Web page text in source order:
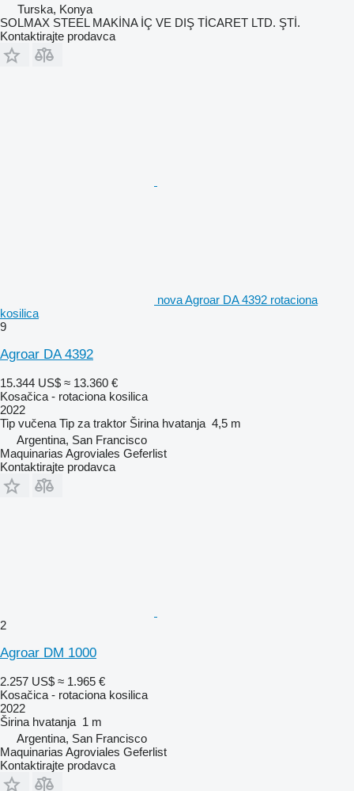
Turska, Konya
SOLMAX STEEL MAKİNA İÇ VE DIŞ TİCARET LTD. ŞTİ.
Kontaktirajte prodavca
nova Agroar DA 4392 rotaciona
kosilica
9
Agroar DA 4392
15.344 US$ ≈ 13.360 €
Kosačica - rotaciona kosilica
2022
Tip vučena Tip za traktor Širina hvatanja 4,5 m
Argentina, San Francisco
Maquinarias Agroviales Geferlist
Kontaktirajte prodavca
2
Agroar DM 1000
2.257 US$ ≈ 1.965 €
Kosačica - rotaciona kosilica
2022
Širina hvatanja 1 m
Argentina, San Francisco
Maquinarias Agroviales Geferlist
Kontaktirajte prodavca